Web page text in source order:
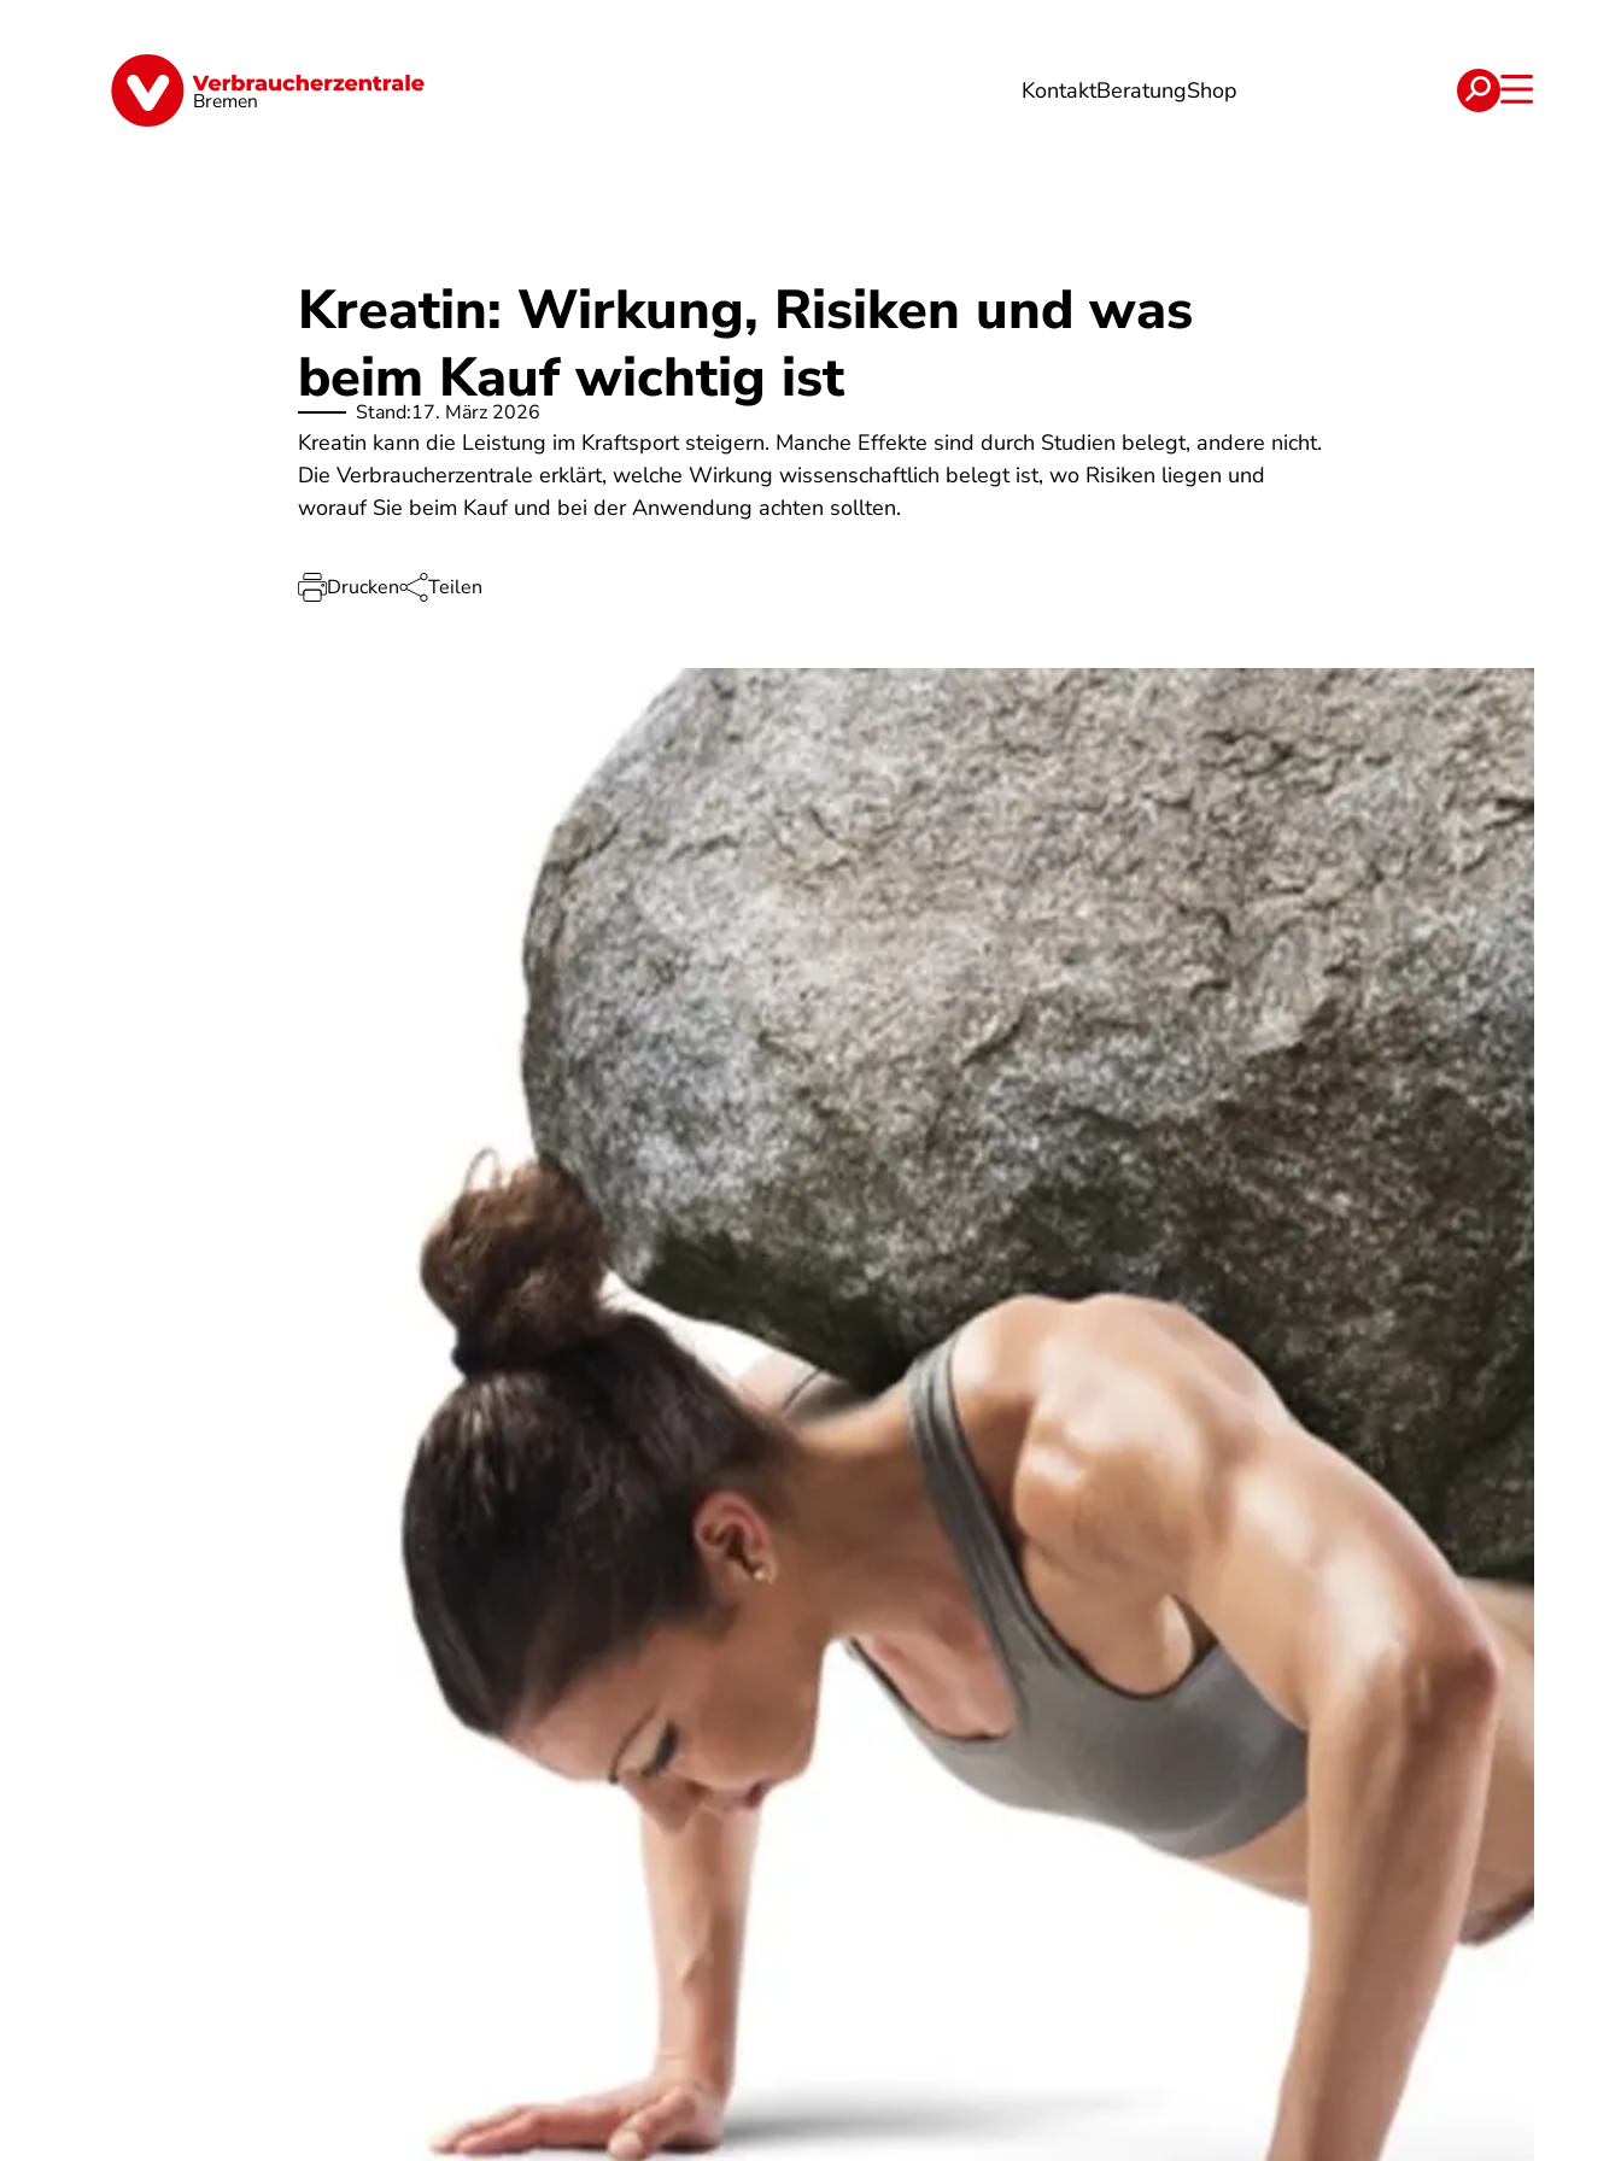
Bremen KontaktBeratungShop
Finanzen Digitales Lebensmittel Reise Verträge
Kreatin: Wirkung, Risiken und was
beim Kauf wichtig ist
Stand:17. März 2026
Kreatin kann die Leistung im Kraftsport steigern. Manche Effekte sind durch Studien belegt, andere nicht.
Die Verbraucherzentrale erklärt, welche Wirkung wissenschaftlich belegt ist, wo Risiken liegen und
worauf Sie beim Kauf und bei der Anwendung achten sollten.
Drucken Teilen